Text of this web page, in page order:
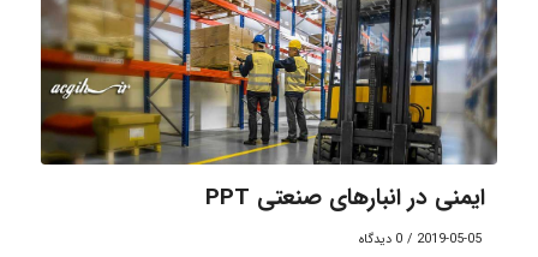
ایمنی در انبارهای صنعتی PPT
2019-05-05
/ 0 دیدگاه